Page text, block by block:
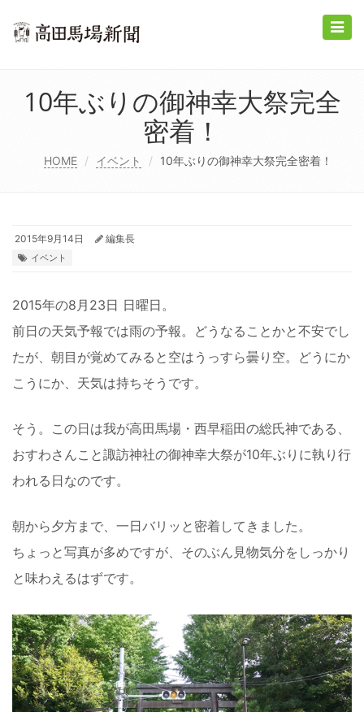
Toggle
10年ぶりの御神幸大祭完全
密着！
HOME イベント 10年ぶりの御神幸大祭完全密着！
2015年9月14日 編集長
イベント
2015年の8月23日 日曜日。
前日の天気予報では雨の予報。どうなることかと不安でし
たが、朝目が覚めてみると空はうっすら曇り空。どうにか
こうにか、天気は持ちそうです。
そう。この日は我が高田馬場・西早稲田の総氏神である、
おすわさんこと諏訪神社の御神幸大祭が10年ぶりに執り行
われる日なのです。
朝から夕方まで、一日バリッと密着してきました。
ちょっと写真が多めですが、そのぶん見物気分をしっかり
と味わえるはずです。